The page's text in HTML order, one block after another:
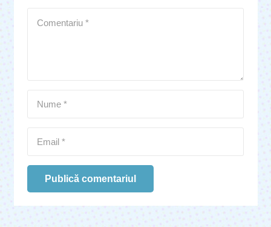
Publică comentariul